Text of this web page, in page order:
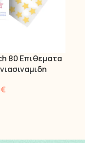
80 Επιθεματα
€